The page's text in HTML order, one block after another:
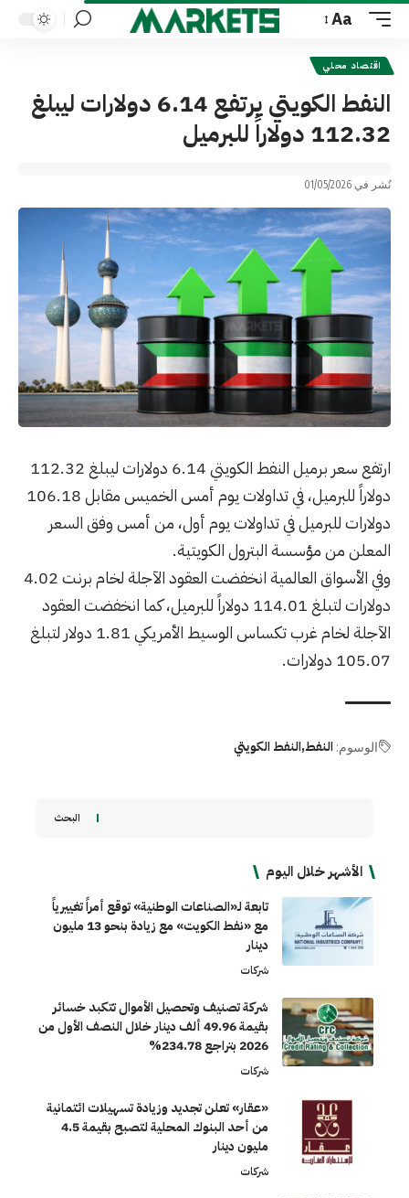
Font
Resizer
Aa
اقتصاد محلي
النفط الكويتي يرتفع 6.14 دولارات ليبلغ
112.32 دولاراً للبرميل
نُشر في 01/05/2026
ارتفع سعر برميل النفط الكويتي 6.14 دولارات ليبلغ 112.32
دولاراً للبرميل، في تداولات يوم أمس الخميس مقابل 106.18
دولارات للبرميل في تداولات يوم أول، من أمس وفق السعر
المعلن من مؤسسة البترول الكويتية.
وفي الأسواق العالمية انخفضت العقود الآجلة لخام برنت 4.02
دولارات لتبلغ 114.01 دولاراً للبرميل، كما انخفضت العقود
الآجلة لخام غرب تكساس الوسيط الأمريكي 1.81 دولار لتبلغ
105.07 دولارات.
الوسوم: النفط النفط الكويتي
البحث
الأشهر خلال اليوم
تابعة لـ«الصناعات الوطنية» توقع أمراً تغييرياً
مع «نفط الكويت» مع زيادة بنحو 13 مليون
دينار
شركات
شركة تصنيف وتحصيل الأموال تتكبد خسائر
بقيمة 49.96 ألف دينار خلال النصف الأول من
2026 بتراجع 234.78%
شركات
«عقار» تعلن تجديد وزيادة تسهيلات ائتمانية
من أحد البنوك المحلية لتصبح بقيمة 4.5
مليون دينار
شركات